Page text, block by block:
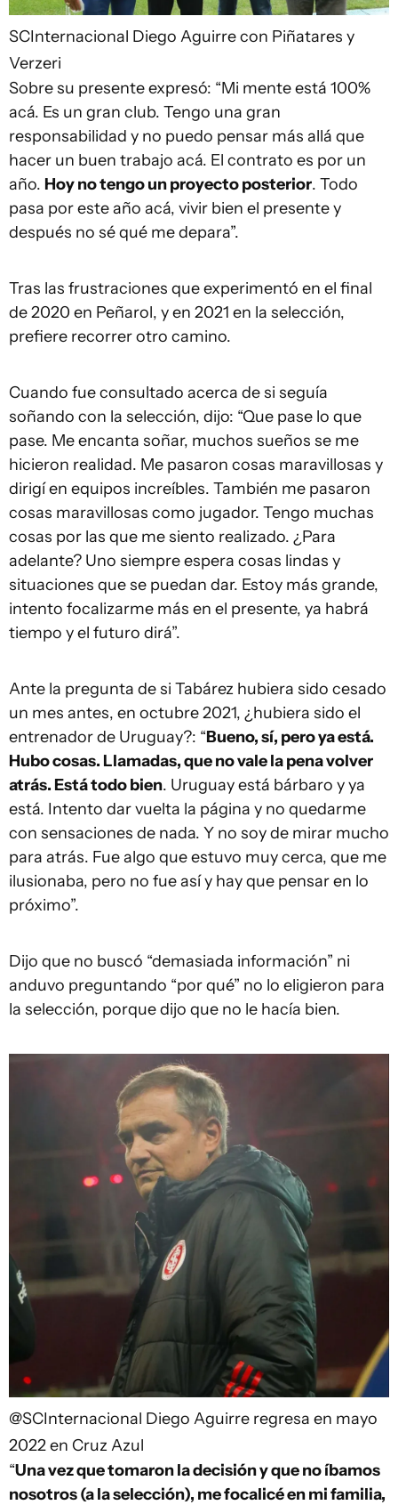
SCInternacional Diego Aguirre con Piñatares y
Verzeri
Sobre su presente expresó: “Mi mente está 100%
acá. Es un gran club. Tengo una gran
responsabilidad y no puedo pensar más allá que
hacer un buen trabajo acá. El contrato es por un
año. Hoy no tengo un proyecto posterior. Todo
pasa por este año acá, vivir bien el presente y
después no sé qué me depara”.
Tras las frustraciones que experimentó en el final
de 2020 en Peñarol, y en 2021 en la selección,
prefiere recorrer otro camino.
Cuando fue consultado acerca de si seguía
soñando con la selección, dijo: “Que pase lo que
pase. Me encanta soñar, muchos sueños se me
hicieron realidad. Me pasaron cosas maravillosas y
dirigí en equipos increíbles. También me pasaron
cosas maravillosas como jugador. Tengo muchas
cosas por las que me siento realizado. ¿Para
adelante? Uno siempre espera cosas lindas y
situaciones que se puedan dar. Estoy más grande,
intento focalizarme más en el presente, ya habrá
tiempo y el futuro dirá”.
Ante la pregunta de si Tabárez hubiera sido cesado
un mes antes, en octubre 2021, ¿hubiera sido el
entrenador de Uruguay?: “Bueno, sí, pero ya está.
Hubo cosas. Llamadas, que no vale la pena volver
atrás. Está todo bien. Uruguay está bárbaro y ya
está. Intento dar vuelta la página y no quedarme
con sensaciones de nada. Y no soy de mirar mucho
para atrás. Fue algo que estuvo muy cerca, que me
ilusionaba, pero no fue así y hay que pensar en lo
próximo”.
Dijo que no buscó “demasiada información” ni
anduvo preguntando “por qué” no lo eligieron para
la selección, porque dijo que no le hacía bien.
@SCInternacional Diego Aguirre regresa en mayo
2022 en Cruz Azul
“Una vez que tomaron la decisión y que no íbamos
nosotros (a la selección), me focalicé en mi familia,